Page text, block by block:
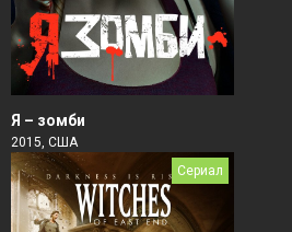
Я – зомби
2015, США
Сериал